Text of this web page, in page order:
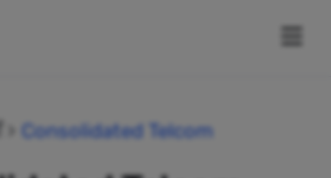
Consolidated Telcom